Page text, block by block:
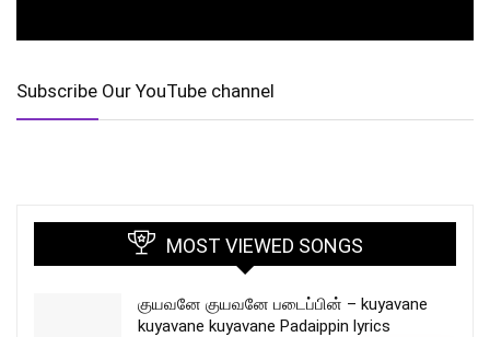
Subscribe Our YouTube channel
MOST VIEWED SONGS
குயவனே குயவனே படைப்பின் – kuyavane
kuyavane kuyavane Padaippin lyrics